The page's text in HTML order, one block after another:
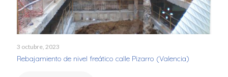
3 octubre, 2023
Rebajamiento de nivel freático calle Pizarro (Valencia)